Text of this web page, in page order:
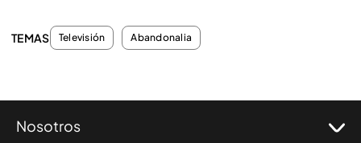
TEMAS Televisión Abandonalia
Nosotros